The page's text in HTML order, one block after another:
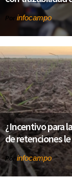
Por infocampo
¿Incentivo para
de retenciones
Por infocampo